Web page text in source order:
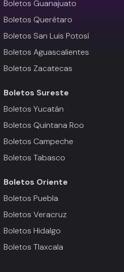
Boletos Guanajuato
Boletos Querétaro
Boletos San Luis Potosí
Boletos Aguascalientes
Boletos Zacatecas
Boletos Sureste
Boletos Yucatán
Boletos Quintana Roo
Boletos Campeche
Boletos Tabasco
Boletos Oriente
Boletos Puebla
Boletos Veracruz
Boletos Hidalgo
Boletos Tlaxcala